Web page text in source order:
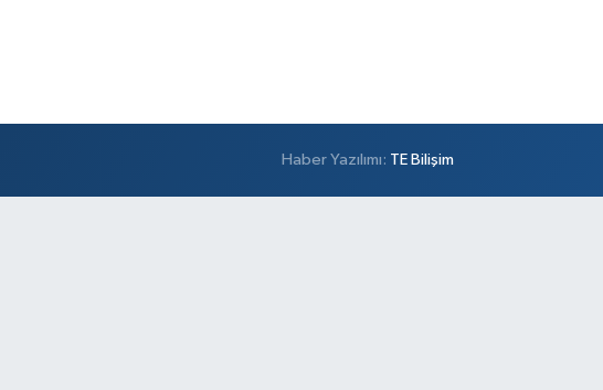
Haber Yazılımı: TE Bilişim